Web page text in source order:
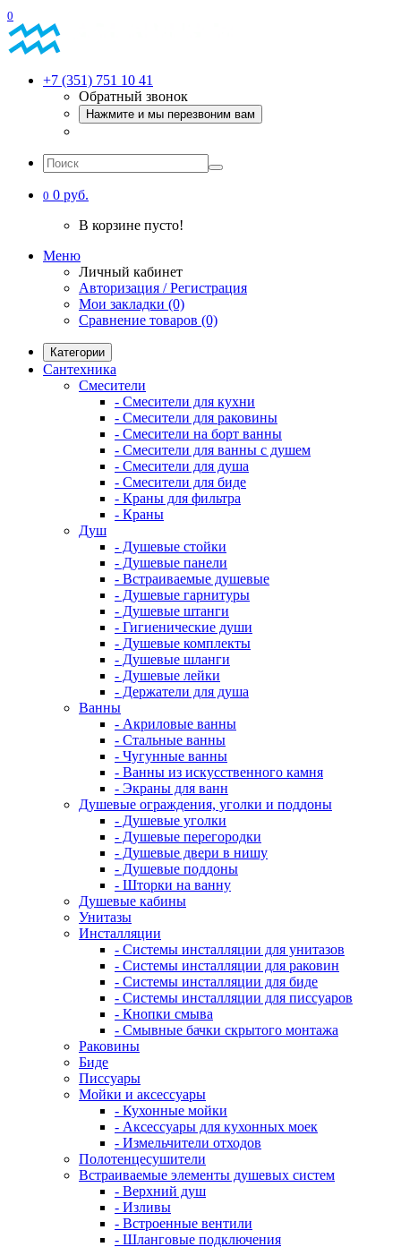
0
+7 (351) 751 10 41
Обратный звонок
Нажмите и мы перезвоним вам
0 0 руб.
В корзине пусто!
Меню
Личный кабинет
Авторизация / Регистрация
Мои закладки (0)
Сравнение товаров (0)
Категории
Сантехника
Смесители
- Смесители для кухни
- Смесители для раковины
- Смесители на борт ванны
- Смесители для ванны с душем
- Смесители для душа
- Смесители для биде
- Краны для фильтра
- Краны
Душ
- Душевые стойки
- Душевые панели
- Встраиваемые душевые
- Душевые гарнитуры
- Душевые штанги
- Гигиенические души
- Душевые комплекты
- Душевые шланги
- Душевые лейки
- Держатели для душа
Ванны
- Акриловые ванны
- Стальные ванны
- Чугунные ванны
- Ванны из искусственного камня
- Экраны для ванн
Душевые ограждения, уголки и поддоны
- Душевые уголки
- Душевые перегородки
- Душевые двери в нишу
- Душевые поддоны
- Шторки на ванну
Душевые кабины
Унитазы
Инсталляции
- Системы инсталляции для унитазов
- Системы инсталляции для раковин
- Системы инсталляции для биде
- Системы инсталляции для писсуаров
- Кнопки смыва
- Смывные бачки скрытого монтажа
Раковины
Биде
Писсуары
Мойки и аксессуары
- Кухонные мойки
- Аксессуары для кухонных моек
- Измельчители отходов
Полотенцесушители
Встраиваемые элементы душевых систем
- Верхний душ
- Изливы
- Встроенные вентили
- Шланговые подключения